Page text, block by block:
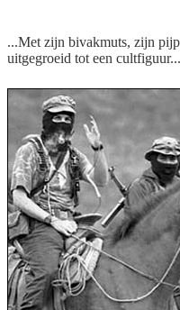
...Met zijn bivakmuts, zijn
uitgegroeid tot een cultfiguur...